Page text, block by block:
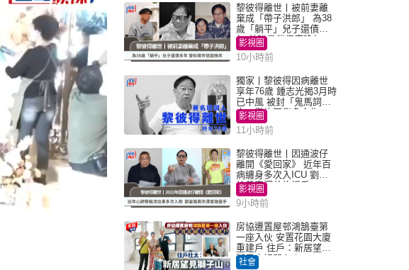
黎彼得離世丨被前妻離
棄成「帶子洪郎」 為38
歲「躺平」兒子還債多
年 曾盼尋伴侶度晚年
影視圈
10小時前
獨家丨黎彼得因病離世
享年76歲 鍾志光揭3月時
已中風 被封「鬼馬詞
人」與許冠傑多合作
影視圈
11小時前
黎彼得離世丨因通波仔
離開《愛回家》 近年百
病纏身多次入ICU 劉鑾
雄黃宗澤曾施援手
影視圈
9小時前
房協遷置屋邨鴻鵠臺第
一座入伙 安置花園大廈
重建戶 住戶：新居望見
獅子山好開心！
社會